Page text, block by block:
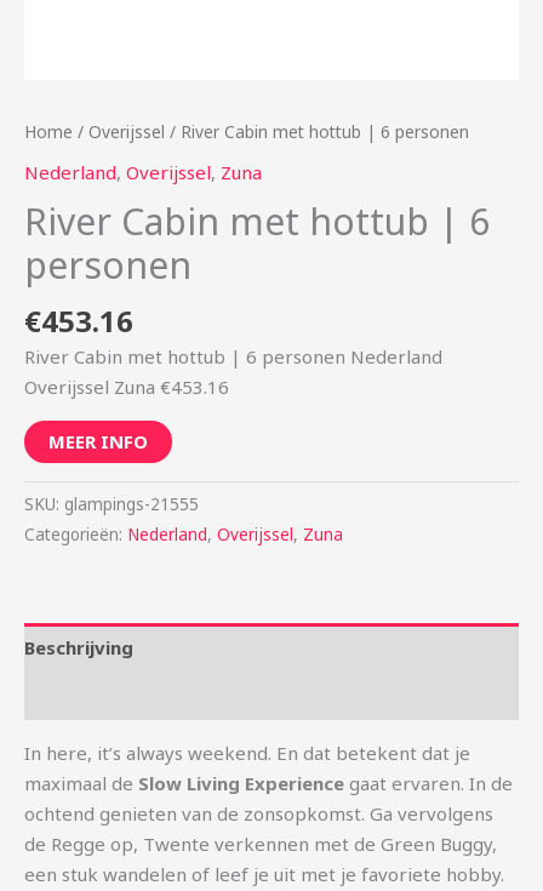
Home / Overijssel / River Cabin met hottub | 6 personen
Nederland, Overijssel, Zuna
River Cabin met hottub | 6
personen
€453.16
River Cabin met hottub | 6 personen Nederland
Overijssel Zuna €453.16
MEER INFO
SKU: glampings-21555
Categorieën: Nederland, Overijssel , Zuna
Beschrijving
In here, it’s always weekend. En dat betekent dat je
maximaal de Slow Living Experience gaat ervaren. In de
ochtend genieten van de zonsopkomst. Ga vervolgens
de Regge op, Twente verkennen met de Green Buggy,
een stuk wandelen of leef je uit met je favoriete hobby.